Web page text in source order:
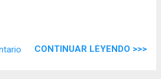
CONTINUAR LEYENDO >>>